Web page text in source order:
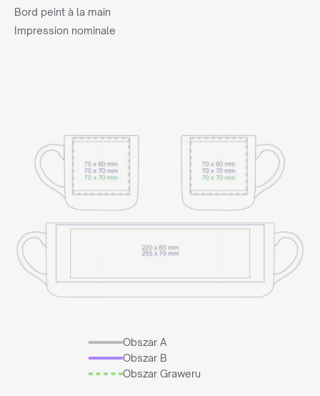
Bord peint à la main
Impression nominale
Obszar A
Obszar B
Obszar Graweru